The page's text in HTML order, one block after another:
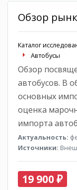
Обзор
Каталог
Автобусы
Обзор
автобусов. В
основных
оценка
импорта
Актуальность:
Источники:
19 900 ₽